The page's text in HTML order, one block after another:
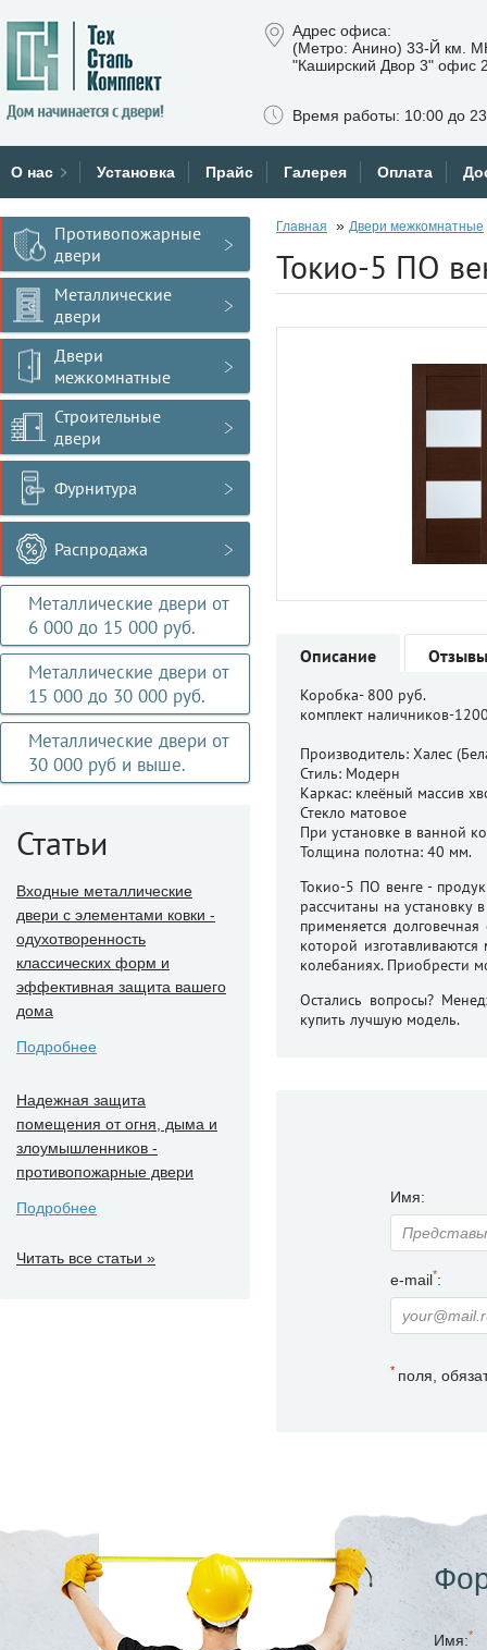
Адрес офиса:
(Метро: Анино) 33-Й км.
"Каширский Двор 3" офис
Время работы: 10:00 до
О нас Установка Прайс Галерея Оплата
Противопожарные
двери
Металлические
двери
Двери
межкомнатные
Строительные
двери
Фурнитура
Распродажа
Металлические двери от
6 000 до 15 000 руб.
Металлические двери от
15 000 до 30 000 руб.
Металлические двери от
30 000 руб и выше.
Статьи
Входные металлические
двери с элементами ковки -
одухотворенность
классических форм и
эффективная защита вашего
дома
Подробнее
Надежная защита
помещения от огня, дыма и
злоумышленников -
противопожарные двери
Подробнее
Читать все статьи »
Главная » Двери межкомнатные
Токио-5 ПО
Описание Отзывы
Коробка- 800 руб.
комплект наличников-
Производитель: Халес
Стиль: Модерн
Каркас: клеёный массив
Стекло матовое
При установке в ванной
Толщина полотна: 40 мм.
Токио-5 ПО венге -
рассчитаны на
применяется
которой
колебаниях. Приобрести
Остались вопросы?
купить лучшую модель.
Имя:
e-mail*:
* поля,
Имя:*